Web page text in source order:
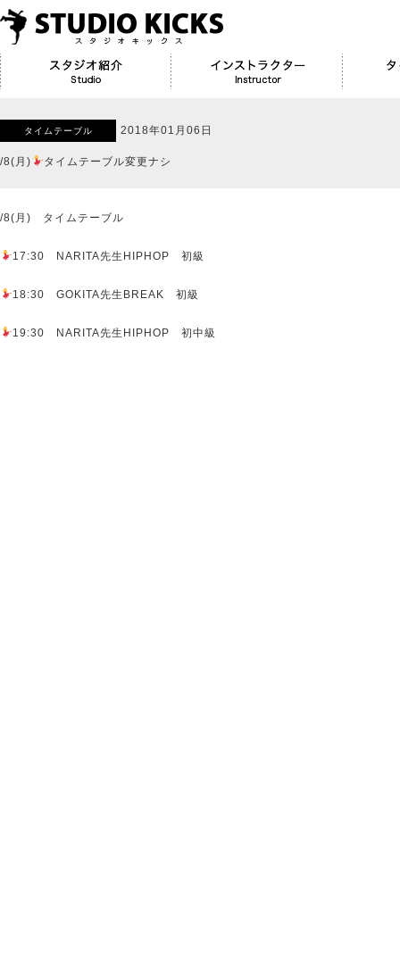
タイムテーブル 2018年01月06日
/8(月) タイムテーブル変更ナシ
/8(月) タイムテーブル
17:30 NARITA先生HIPHOP 初級
18:30 GOKITA先生BREAK 初級
19:30 NARITA先生HIPHOP 初中級